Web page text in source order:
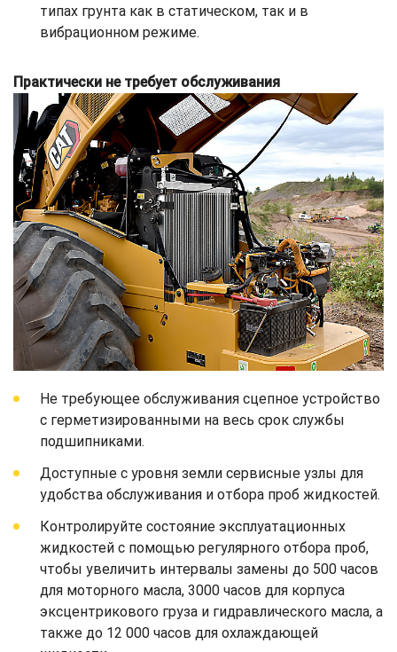
типах грунта как в статическом, так и в
вибрационном режиме.
Практически не требует обслуживания
Не требующее обслуживания сцепное устройство
с герметизированными на весь срок службы
подшипниками.
Доступные с уровня земли сервисные узлы для
удобства обслуживания и отбора проб жидкостей.
Контролируйте состояние эксплуатационных
жидкостей с помощью регулярного отбора проб,
чтобы увеличить интервалы замены до 500 часов
для моторного масла, 3000 часов для корпуса
эксцентрикового груза и гидравлического масла, а
также до 12 000 часов для охлаждающей